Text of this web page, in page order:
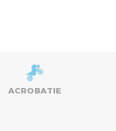
ACROBATIE